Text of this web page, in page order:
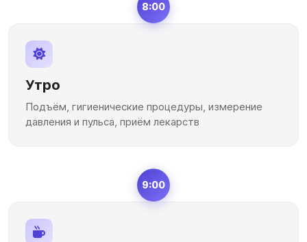
8:00
Утро
Подъём, гигиенические процедуры, измерение
давления и пульса, приём лекарств
9:00